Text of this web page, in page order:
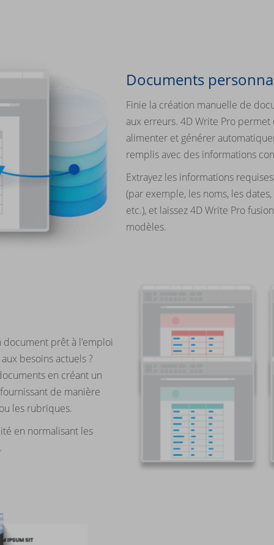
Documents
Finie la création manuelle de
aux erreurs. 4D Write Pro
alimenter et générer
remplis avec des informations
Extrayez les informations
(par exemple, les noms, les
etc.), et laissez 4D Write Pro
modèles.
prêt à l'emploi
besoins actuels ?
en créant un
de manière
les rubriques.
en normalisant les